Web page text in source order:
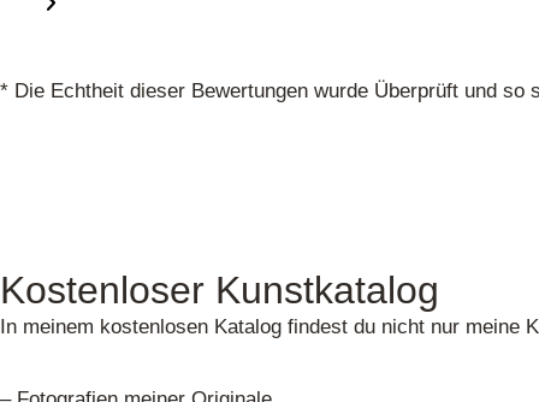
* Die Echtheit dieser Bewertungen wurde Überprüft und
Kostenloser Kunstkatalog
In meinem kostenlosen Katalog findest du nicht nur meine